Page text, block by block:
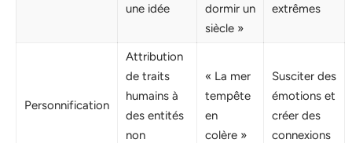
une idée
dormir un
siècle »
extrêmes
Personnification
Attribution
de traits
humains à
des entités
non
« La mer
tempête
en
colère »
Susciter des
émotions et
créer des
connexions